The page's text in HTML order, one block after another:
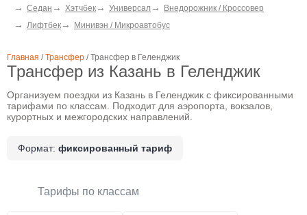
→ Седан → Хэтчбек → Универсал → Внедорожник / Кроссовер
→ Лифтбек → Минивэн / Микроавтобус
Главная / Трансфер / Трансфер в Геленджик
Трансфер из Казань в Геленджик
Организуем поездки из Казань в Геленджик с фиксированными
тарифами по классам. Подходит для аэропорта, вокзалов,
курортных и межгородских направлений.
Формат: фиксированный тариф
Тарифы по классам